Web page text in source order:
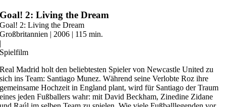
Zum
Inhalt
springen
Goal! 2: Living the Dream
Goal! 2: Living the Dream
Großbritannien | 2006 | 115 min.
|
Spielfilm
Real Madrid holt den beliebtesten Spieler von Newcastle United zu
sich ins Team: Santiago Munez. Während seine Verlobte Roz ihre
gemeinsame Hochzeit in England plant, wird für Santiago der Traum
eines jeden Fußballers wahr: mit David Beckham, Zinedine Zidane